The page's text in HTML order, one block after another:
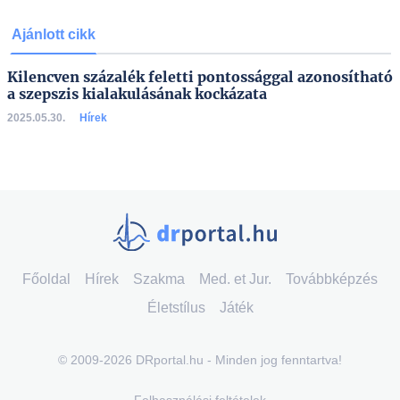
Ajánlott cikk
Kilencven százalék feletti pontossággal azonosítható
a szepszis kialakulásának kockázata
2025.05.30. Hírek
Főoldal Hírek Szakma Med. et Jur.
Továbbképzés
Életstílus
Játék
© 2009-2026 DRportal.hu - Minden jog fenntartva!